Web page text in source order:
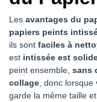
Les avantages du
papiers peints
ils sont faciles à
est intissée est
peint ensemble, sans
collage, donc lorsque
garde la même taille